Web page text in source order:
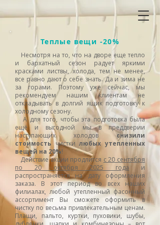
Теплые вещи -20%
Несмотря на то, что на дворе еще тепло
и бархатный сезон радует яркими
красками листвы, холода, тем не менее,
все равно дают о себе знать. Да и зима не
за горами. Поэтому уже сейчас, мы
рекомендуем нашим клиентам не
откладывать в долгий ящик подготовку к
холодному сезону.
А для того, чтобы эта подготовка была
ещё и выгодной мы в преддверии
наступающих холодовснизили
стоимость чисткилюбых утепленных
вещей на 20%!
Действие акции продлится с 20 сентября
по 20 октября 2025 года и
распространяется на дату оформления
заказа. В этот период во всех наших
филиалах, любой утепленный фасонный
ассортимент Вы сможете оформить в
чистку по весьма привлекательным ценам.
Плащи, пальто, куртки, пуховики, шубы,